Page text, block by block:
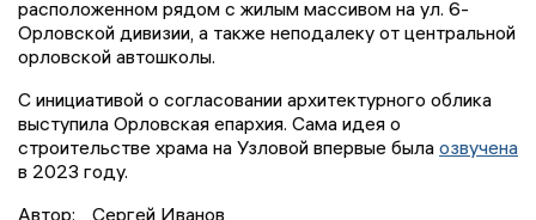
расположенном рядом с жилым массивом на ул. 6-
Орловской дивизии, а также неподалеку от центральной
орловской автошколы.
С инициативой о согласовании архитектурного облика
выступила Орловская епархия. Сама идея о
строительстве храма на Узловой впервые была озвучена
в 2023 году.
Автор:
Сергей Иванов